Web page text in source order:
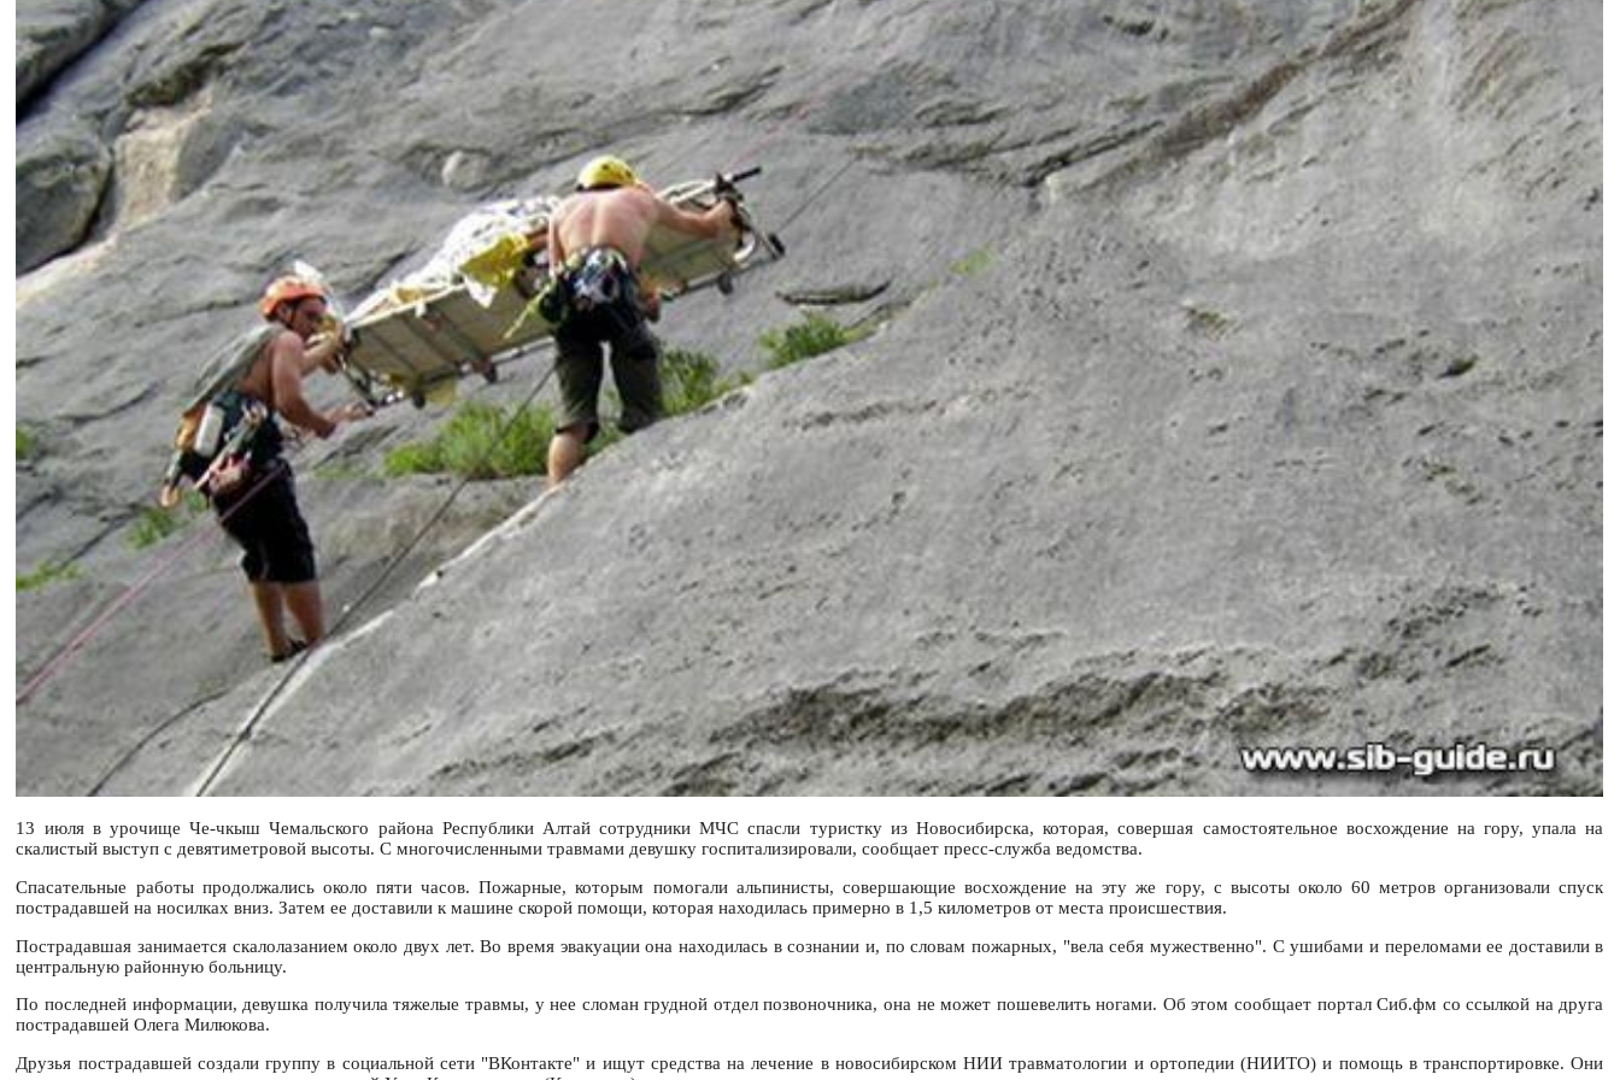
13 июля в урочище Че-чкыш Чемальского района Республики Алтай сотрудники МЧС спасли туристку из Новосибирска, которая, совершая самостоятельное восхождение на гору, упала на
скалистый выступ с девятиметровой высоты. С многочисленными травмами девушку госпитализировали, сообщает пресс-служба ведомства.
Спасательные работы продолжались около пяти часов. Пожарные, которым помогали альпинисты, совершающие восхождение на эту же гору, с высоты около 60 метров организовали спуск
пострадавшей на носилках вниз. Затем ее доставили к машине скорой помощи, которая находилась примерно в 1,5 километров от места происшествия.
Пострадавшая занимается скалолазанием около двух лет. Во время эвакуации она находилась в сознании и, по словам пожарных, "вела себя мужественно". С ушибами и переломами ее доставили в
центральную районную больницу.
По последней информации, девушка получила тяжелые травмы, у нее сломан грудной отдел позвоночника, она не может пошевелить ногами. Об этом сообщает портал Сиб.фм со ссылкой на друга
пострадавшей Олега Милюкова.
Друзья пострадавшей создали группу в социальной сети "ВКонтакте" и ищут средства на лечение в новосибирском НИИ травматологии и ортопедии (НИИТО) и помощь в транспортировке. Они